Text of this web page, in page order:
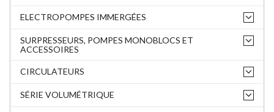
ELECTROPOMPES IMMERGÉES
SURPRESSEURS, POMPES MONOBLOCS ET
ACCESSOIRES
CIRCULATEURS
SÉRIE VOLUMÉTRIQUE